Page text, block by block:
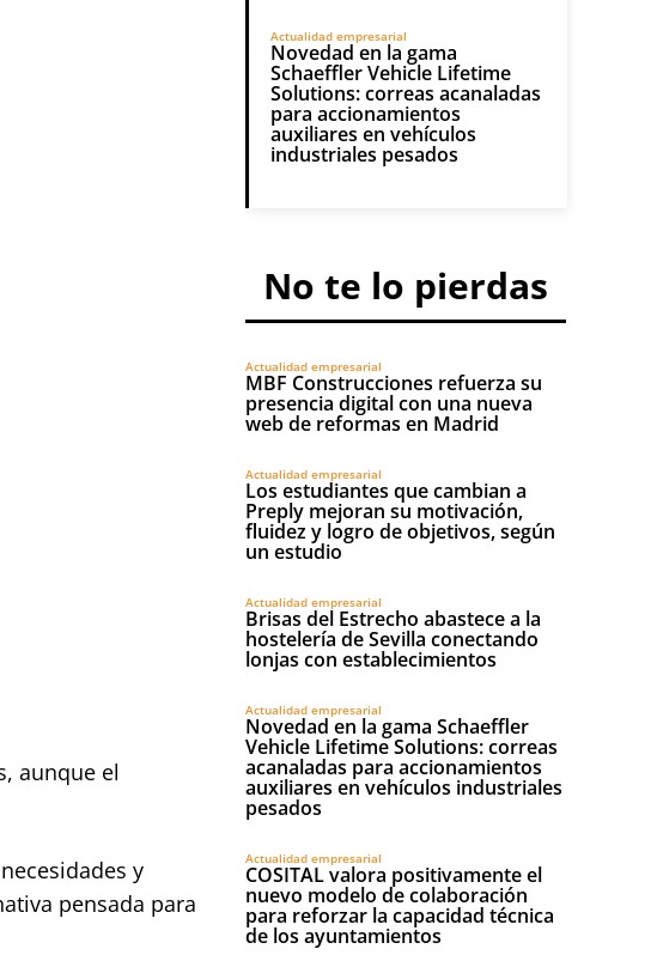
aunque el
y
pensada para
Actualidad empresarial
Novedad en la gama
Schaeffler Vehicle Lifetime
Solutions: correas acanaladas
para accionamientos
auxiliares en vehículos
industriales pesados
No te lo pierdas
Actualidad empresarial
MBF Construcciones refuerza su
presencia digital con una nueva
web de reformas en Madrid
Actualidad empresarial
Los estudiantes que cambian a
Preply mejoran su motivación,
fluidez y logro de objetivos, según
un estudio
Actualidad empresarial
Brisas del Estrecho abastece a la
hostelería de Sevilla conectando
lonjas con establecimientos
Actualidad empresarial
Novedad en la gama Schaeffler
Vehicle Lifetime Solutions: correas
acanaladas para accionamientos
auxiliares en vehículos industriales
pesados
Actualidad empresarial
COSITAL valora positivamente el
nuevo modelo de colaboración
para reforzar la capacidad técnica
de los ayuntamientos